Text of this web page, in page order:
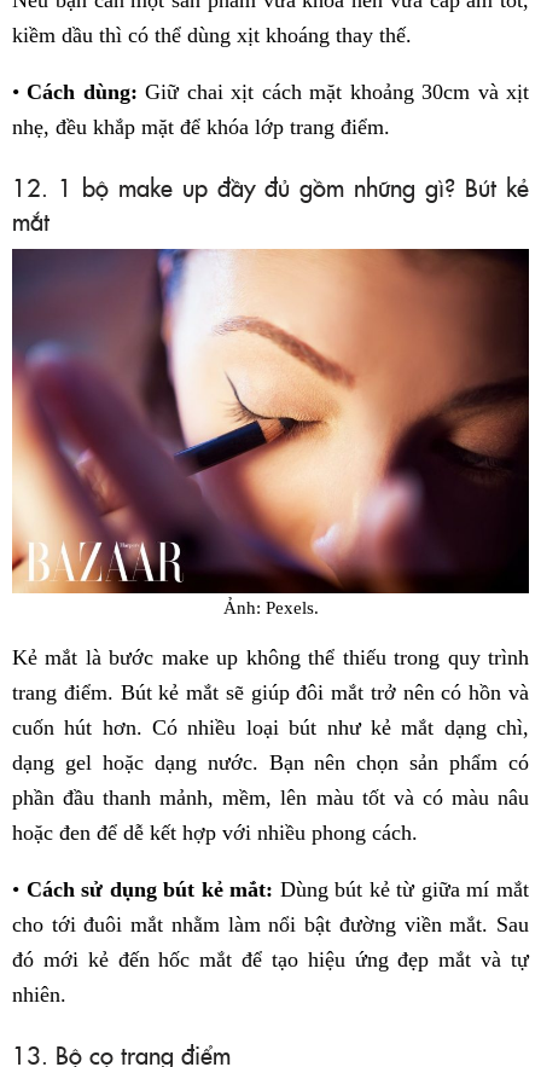
kiềm dầu thì có thể dùng xịt khoáng thay thế.
•Cách dùng: Giữ chai xịt cách mặt khoảng 30cm và xịt
nhẹ, đều khắp mặt để khóa lớp trang điểm.
12. 1 bộ make up đầy đủ gồm những gì? Bút kẻ
mắt
Ảnh: Pexels.
Kẻ mắt là bước make up không thể thiếu trong quy trình
trang điểm. Bút kẻ mắt sẽ giúp đôi mắt trở nên có hồn và
cuốn hút hơn. Có nhiều loại bút như kẻ mắt dạng chì,
dạng gel hoặc dạng nước. Bạn nên chọn sản phẩm có
phần đầu thanh mảnh, mềm, lên màu tốt và có màu nâu
hoặc đen để dễ kết hợp với nhiều phong cách.
• Cách sử dụng bút kẻ mắt: Dùng bút kẻ từ giữa mí mắt
cho tới đuôi mắt nhằm làm nổi bật đường viền mắt. Sau
đó mới kẻ đến hốc mắt để tạo hiệu ứng đẹp mắt và tự
nhiên.
13. Bộ cọ trang điểm